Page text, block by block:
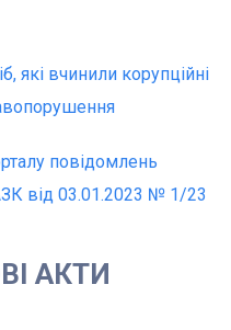
які вчинили корупційні
повідомлень
від 03.01.2023 № 1/23
АКТИ